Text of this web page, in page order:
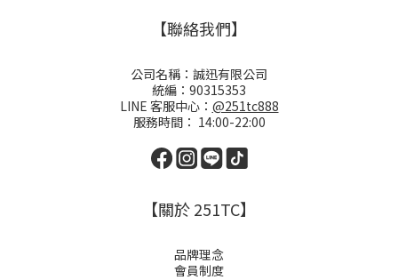
【聯絡我們】
公司名稱：誠迅有限公司
統編：90315353
LINE 客服中心： @251tc888
服務時間： 14:00-22:00
【關於 251TC】
品牌理念
會員制度